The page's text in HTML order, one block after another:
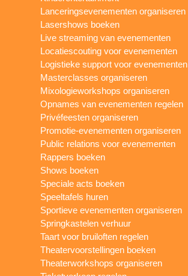
Lanceringsevenementen organiseren
Lasershows boeken
Live streaming van evenementen
Locatiescouting voor evenementen
Logistieke support voor evenementen
Masterclasses organiseren
Mixologieworkshops organiseren
Opnames van evenementen regelen
Privéfeesten organiseren
Promotie-evenementen organiseren
Public relations voor evenementen
Rappers boeken
Shows boeken
Speciale acts boeken
Speeltafels huren
Sportieve evenementen organiseren
Springkastelen verhuur
Taart voor bruiloften regelen
Theatervoorstellingen boeken
Theaterworkshops organiseren